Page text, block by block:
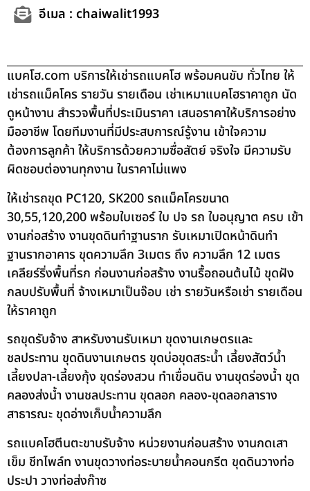
อีเมล : chaiwalit1993
แบคโฮ.com บริการให้เช่ารถแบคโฮ พร้อมคนขับ ทั่วไทย ให้
เช่ารถแม็คโคร รายวัน รายเดือน เช่าเหมาแบคโฮราคาถูก นัด
ดูหน้างาน สำรวจพื้นที่ประเมินราคา เสนอราคาให้บริการอย่าง
มืออาชีพ โดยทีมงานที่มีประสบการณ์รู้งาน เข้าใจความ
ต้องการลูกค้า ให้บริการด้วยความซื่อสัตย์ จริงใจ มีความรับ
ผิดชอบต่องานทุกงาน ในราคาไม่แพง
ให้เช่ารถขุด PC120, SK200 รถแม็คโครขนาด
30,55,120,200 พร้อมใบเซอร์ ใบ ปจ รถ ใบอนุญาต ครบ เข้า
งานก่อสร้าง งานขุดดินทำฐานราก รับเหมาเปิดหน้าดินทำ
ฐานรากอาคาร ขุดความลึก 3เมตร ถึง ความลึก 12 เมตร
เคลียร์ริ่งพื้นที่รก ก่อนงานก่อสร้าง งานรื้อถอนต้นไม้ ขุดฝัง
กลบปรับพื้นที่ จ้างเหมาเป็นจ๊อบ เช่า รายวันหรือเช่า รายเดือน
ให้ราคาถูก
รถขุดรับจ้าง สาหรับงานรับเหมา ขุดงานเกษตรและ
ชลประทาน ขุดดินงานเกษตร ขุดบ่อขุดสระน้ำ เลี้ยงสัตว์น้ำ
เลี้ยงปลา-เลี้ยงกุ้ง ขุดร่องสวน ทำเขื่อนดิน งานขุดร่องน้ำ ขุด
คลองส่งน้ำ งานชลประทาน ขุดลอก คลอง-ขุดลอกลาราง
สาธารณะ ขุดอ่างเก็บน้ำความลึก
รถแบคโฮตีนตะขาบรับจ้าง หน่วยงานก่อนสร้าง งานกดเสา
เข็ม ชีทไพล์ท งานขุดวางท่อระบายน้ำคอนกรีต ขุดดินวางท่อ
ประปา วางท่อส่งก๊าซ